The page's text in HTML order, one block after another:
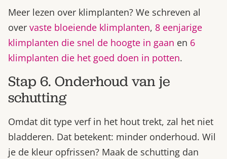
Meer lezen over klimplanten? We schreven al
over vaste bloeiende klimplanten, 8 eenjarige
klimplanten die snel de hoogte in gaan en 6
klimplanten die het goed doen in potten.
Stap 6. Onderhoud van je
schutting
Omdat dit type verf in het hout trekt, zal het niet
bladderen. Dat betekent: minder onderhoud. Wil
je de kleur opfrissen? Maak de schutting dan